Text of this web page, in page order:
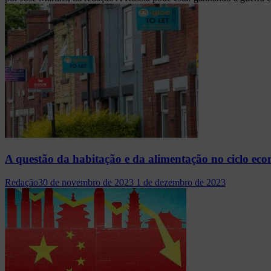
A questão da habitação e da alimentação no ciclo
Redação30 de novembro de 2023 1 de dezembro de 2023